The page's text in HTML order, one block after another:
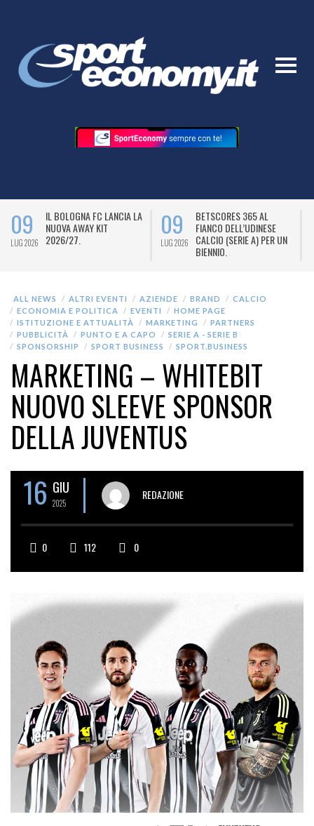
09
LUG 2026
IL BOLOGNA FC LANCIA LA
NUOVA AWAY KIT
2026/27.
09
LUG 2026
BETSCORES 365 AL
FIANCO DELL’UDINESE
CALCIO (SERIE A) PER UN
BIENNIO.
ALL NEWS ALTRI EVENTI AZIENDE BRAND
CALCIO
ECONOMIA E POLITICA
EVENTI
HOME PAGE
ISTITUZIONE E ATTUALITÀ
MARKETING
PARTNERS
PUBBLICITÀ
PUNTO E A CAPO
SERIE A - SERIE B
SPONSORSHIP
SPORT BUSINESS SPORT.BUSINESS
MARKETING – WHITEBIT
NUOVO SLEEVE SPONSOR
DELLA JUVENTUS
16 GIU
2025
REDAZIONE
0 112 0